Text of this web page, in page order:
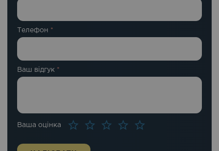
Телефон *
Ваша оцінка
Ваш відгук *